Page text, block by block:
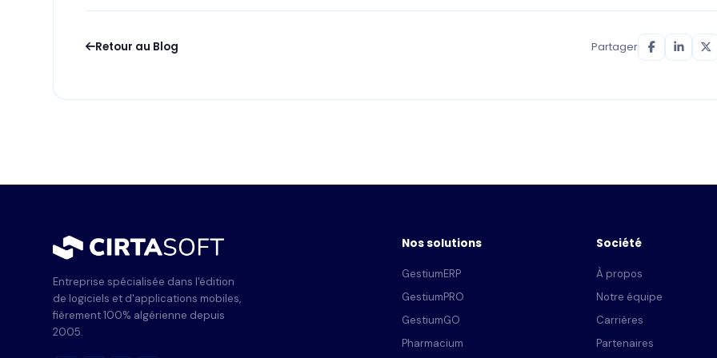
Retour au Blog Partager
Entreprise spécialisée dans l'édition
de logiciels et d'applications mobiles,
fièrement 100% algérienne depuis
2005.
Nos solutions
GestiumERP
GestiumPRO
GestiumGO
Pharmacium
Société
À propos
Notre équipe
Carrières
Partenaires